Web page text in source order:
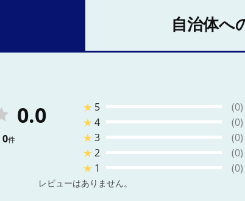
自治体へ
0.0
0件
★ 5
(0)
★4
(0)
★3
(0)
★2
(0)
★ 1 (0)
レビューはありません。